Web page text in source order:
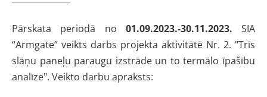
Pārskata periodā no 01.09.2023.-30.11.2023. SIA
“Armgate” veikts darbs projekta aktivitātē Nr. 2. "Trīs
slāņu paneļu paraugu izstrāde un to termālo īpašību
analīze". Veikto darbu apraksts: